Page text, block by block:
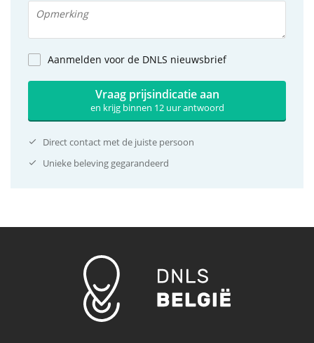
Aanmelden voor de DNLS nieuwsbrief
Vraag prijsindicatie aan
en krijg binnen 12 uur antwoord
Direct contact met de juiste persoon
Unieke beleving gegarandeerd